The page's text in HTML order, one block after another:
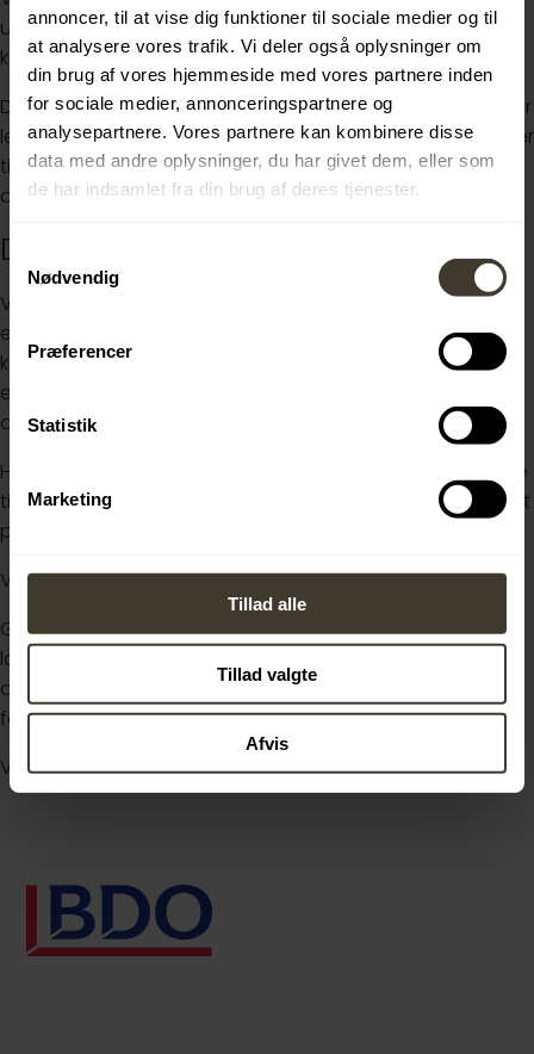
annoncer, til at vise dig funktioner til sociale medier og til
at analysere vores trafik. Vi deler også oplysninger om
din brug af vores hjemmeside med vores partnere inden
for sociale medier, annonceringspartnere og
analysepartnere. Vores partnere kan kombinere disse
data med andre oplysninger, du har givet dem, eller som
de har indsamlet fra din brug af deres tjenester.
Samtykkevalg
Nødvendig
Præferencer
Statistik
Marketing
Tillad alle
Tillad valgte
Afvis
uddannelsesbeviser. Det gælder også foreløbige
karakter for igangværende uddannelse.
Du kan se her i stillingsopslaget, hvilke byer der fortsat har
ledige pladser til Praktikant 2027. Du får også overblik over
tilgængelige lokationer, når du udfylder
ansøgningsformularen./p>
Det praktiske
Vi modtager ansøgninger til både forårs- og
efterårssemesteret 2027. Bemærk, at ikke alle vores
kontorer har mulighed for at tage imod praktikanter i
efteråret. Praktikopholdet er på 37 timer om ugen, og
opstart tilpasses i dialog med dit studie.
Har du yderligere spørgsmål, er du velkommen til at skrive
til Theresa Naur Loftager Jensen, Recruitment, Consultant
på
Vi glæder os til at modtage din ansøgning.
Grundet ferieafvikling kan der i sommerperioden være
længere svartid på din ansøgning. Vi læser naturligvis
alle ansøgninger og vender tilbage, så snart vi kan – tak
for din tålmodighed og god sommer!
Venligst henvis til elevportalen.dk ved ansøgning